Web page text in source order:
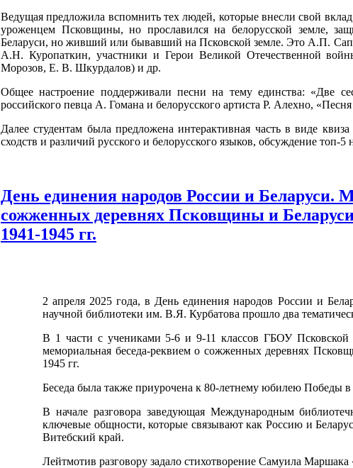
Ведущая предложила вспомнить тех людей, которые внесли свой
уроженцем Псковщины, но прославился на белорусской земле,
Беларуси, но живший или бывавший на Псковской земле. Это
А.Н. Куропаткин, участники и Герои Великой Отечественной
Морозов, Е. В. Шкурдалов) и др.
Общее настроение поддерживали песни на тему единства: «Две
российского певца А. Гомана и белорусского артиста Р. Алехно,
Далее студентам была предложена интерактивная часть в виде
сходств и различий русского и белорусского языков, обсуждение
День единения народов России и Беларуси.
сожженных деревнях Псковщины и
1941-1945 гг.
2 апреля 2025 года, в День единения народов России и
научной библиотеки им. В.Я. Курбатова прошло два
В 1 части с учениками 5-6 и 9-11 классов ГБОУ Псковской
мемориальная беседа-реквием о сожженных деревнях
1945 гг.
Беседа была также приурочена к 80-летнему юбилею Победы
В начале разговора заведующая Международным
ключевые общности, которые связывают как Россию и
Витебский край.
Лейтмотив разговору задало стихотворение Самуила